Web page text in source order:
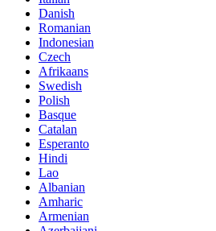
Danish
Romanian
Indonesian
Czech
Afrikaans
Swedish
Polish
Basque
Catalan
Esperanto
Hindi
Lao
Albanian
Amharic
Armenian